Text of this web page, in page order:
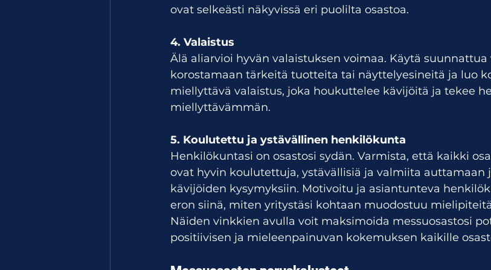
ovat selkeästi näkyvissä eri puolilta osastoa.
4. Valaistus
Älä aliarvioi hyvän valaistuksen voimaa. Käytä suunnattua
korostamaan tärkeitä tuotteita tai näyttelyesineitä ja luo
miellyttävä valaistus, joka houkuttelee kävijöitä ja tekee
miellyttävämmän.
5. Koulutettu ja ystävällinen henkilökunta
Henkilökuntasi on osastosi sydän. Varmista, että kaikki
ovat hyvin koulutettuja, ystävällisiä ja valmiita auttamaan
kävijöiden kysymyksiin. Motivoitu ja asiantunteva
eron siinä, miten yritystäsi kohtaan muodostuu
Näiden vinkkien avulla voit maksimoida messuosastosi
positiivisen ja mieleenpainuvan kokemuksen kaikille